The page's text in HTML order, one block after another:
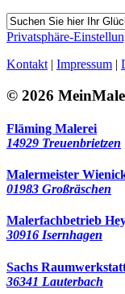
Privatsphäre-
Kontakt | Impressum |
© 2026
Fläming Malerei
14929 Treuenbrietzen
Malermeister
01983 Großräschen
Malerfachbetrieb
30916 Isernhagen
Sachs
36341 Lauterbach